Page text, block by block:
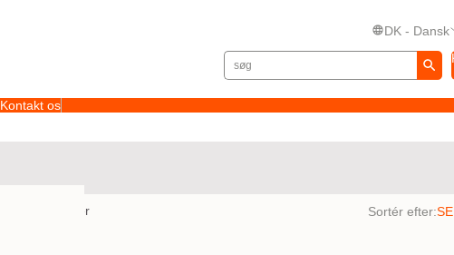
DK - Dansk
Kontakt os
resultater Sortér efter: